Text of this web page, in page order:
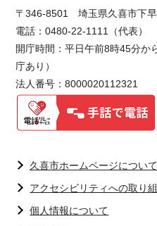
〒346-8501 埼玉県久喜市下
電話：0480-22-1111（代表）
開庁時間：平日午前8時45分か
庁あり）
法人番号：8000020112321
久喜市ホームページについて
アクセシビリティへの取り
個人情報について